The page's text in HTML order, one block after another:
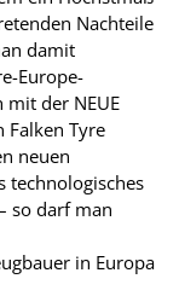
Nachteile
damit
Europe-
mit der NEUE
Falken Tyre
neuen
technologisches
so darf man
in Europa